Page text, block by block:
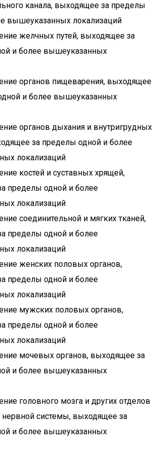
канала, выходящее за пределы
вышеуказанных локализаций
желчных путей, выходящее за
и более вышеуказанных
органов пищеварения, выходящее
и более вышеуказанных
органов дыхания и внутригрудных
за пределы одной и более
локализаций
костей и суставных хрящей,
пределы одной и более
локализаций
соединительной и мягких тканей,
пределы одной и более
локализаций
женских половых органов,
пределы одной и более
локализаций
мужских половых органов,
пределы одной и более
локализаций
мочевых органов, выходящее за
и более вышеуказанных
головного мозга и других отделов
нервной системы, выходящее за
и более вышеуказанных